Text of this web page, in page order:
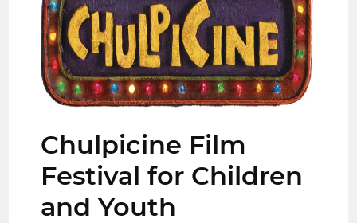
Chulpicine Film
Festival for Children
and Youth